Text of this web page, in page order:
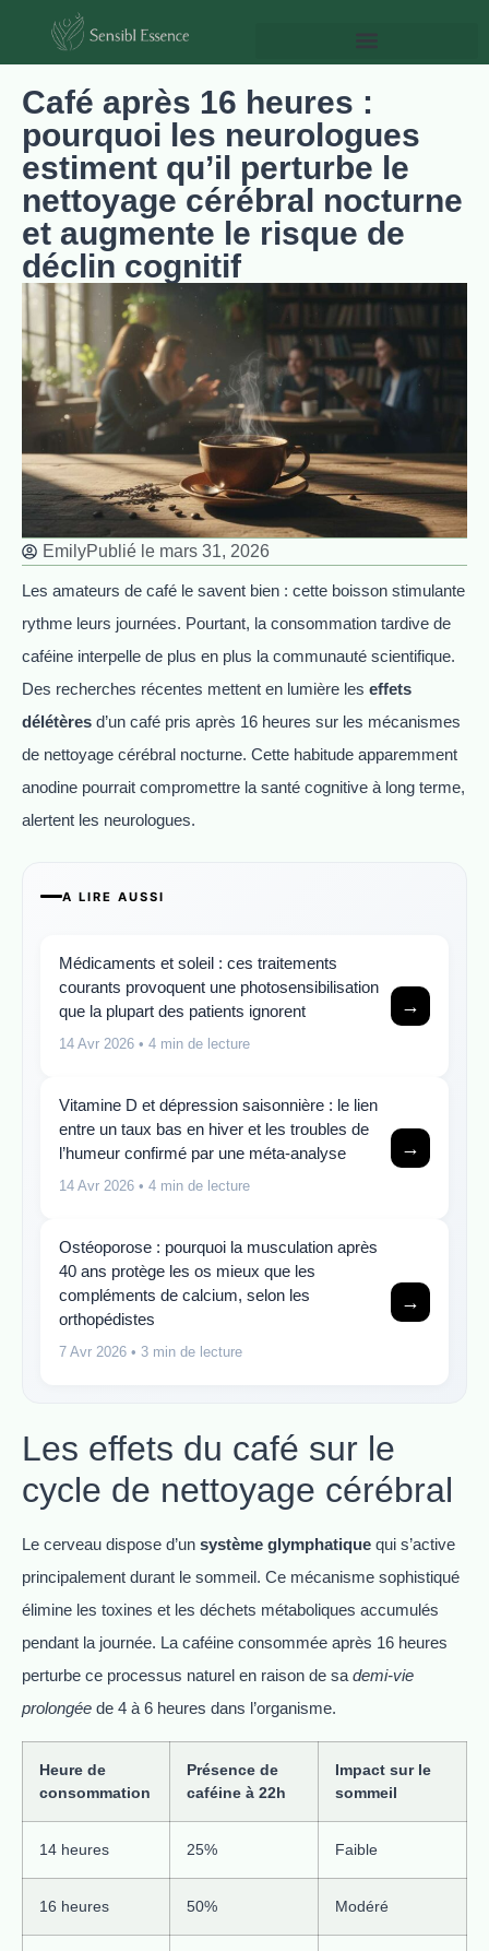
Café après 16 heures :
pourquoi les neurologues
estiment qu’il perturbe le
nettoyage cérébral nocturne
et augmente le risque de
déclin cognitif
EmilyPublié le mars 31, 2026
Les amateurs de café le savent bien : cette boisson stimulante
rythme leurs journées. Pourtant, la consommation tardive de
caféine interpelle de plus en plus la communauté scientifique.
Des recherches récentes mettent en lumière les effets
délétères d’un café pris après 16 heures sur les mécanismes
de nettoyage cérébral nocturne. Cette habitude apparemment
anodine pourrait compromettre la santé cognitive à long terme,
alertent les neurologues.
A LIRE AUSSI
Médicaments et soleil : ces traitements
courants provoquent une photosensibilisation
que la plupart des patients ignorent
14 Avr 2026 • 4 min de lecture
→
Vitamine D et dépression saisonnière : le lien
entre un taux bas en hiver et les troubles de
l’humeur confirmé par une méta-analyse
14 Avr 2026 • 4 min de lecture
→
Ostéoporose : pourquoi la musculation après
40 ans protège les os mieux que les
compléments de calcium, selon les
orthopédistes
7 Avr 2026 • 3 min de lecture
→
Les effets du café sur le
cycle de nettoyage cérébral
Le cerveau dispose d’un système glymphatique qui s’active
principalement durant le sommeil. Ce mécanisme sophistiqué
élimine les toxines et les déchets métaboliques accumulés
pendant la journée. La caféine consommée après 16 heures
perturbe ce processus naturel en raison de sa demi-vie
prolongée de 4 à 6 heures dans l’organisme.
Heure de
consommation
Présence de
caféine à 22h
Impact sur le
sommeil
14 heures 25% Faible
16 heures 50% Modéré